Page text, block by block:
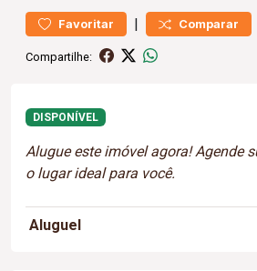
Favoritar | Comparar
Compartilhe:
DISPONÍVEL
Alugue este imóvel agora! Agende
o lugar ideal para você.
Aluguel